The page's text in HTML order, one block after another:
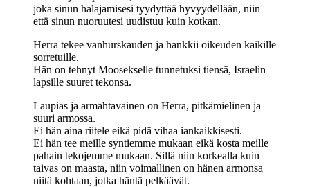
joka sinun halajamisesi tyydyttää hyvyydellään, niin
että sinun nuoruutesi uudistuu kuin kotkan.
Herra tekee vanhurskauden ja hankkii oikeuden kaikille
sorretuille.
Hän on tehnyt Moosekselle tunnetuksi tiensä, Israelin
lapsille suuret tekonsa.
Laupias ja armahtavainen on Herra, pitkämielinen ja
suuri armossa.
Ei hän aina riitele eikä pidä vihaa iankaikkisesti.
Ei hän tee meille syntiemme mukaan eikä kosta meille
pahain tekojemme mukaan. Sillä niin korkealla kuin
taivas on maasta, niin voimallinen on hänen armonsa
niitä kohtaan, jotka häntä pelkäävät.